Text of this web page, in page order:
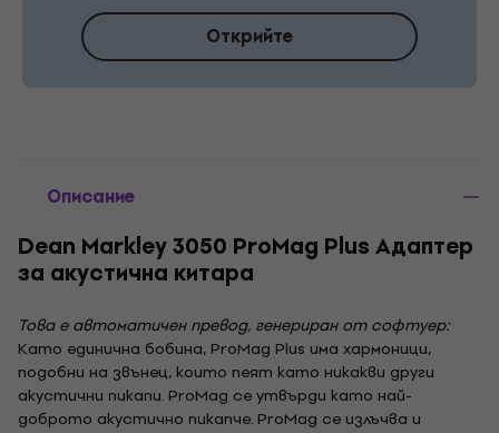
Открийте
Описание
Dean Markley 3050 ProMag Plus Адаптер
за акустична китара
Това е автоматичен превод, генериран от софтуер:
Като единична бобина, ProMag Plus има хармоници,
подобни на звънец, които пеят като никакви други
акустични пикапи. ProMag се утвърди като най-
доброто акустично пикапче. ProMag се излъчва и